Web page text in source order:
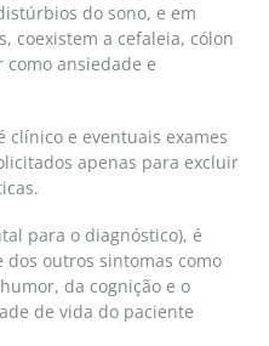
do sono, e em
coexistem a cefaleia, cólon
ansiedade e
clínico e eventuais exames
apenas para excluir
para o diagnóstico), é
outros sintomas como
da cognição e o
de vida do paciente